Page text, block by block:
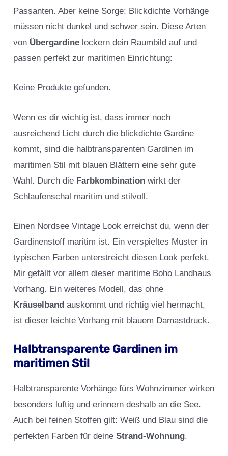
Passanten. Aber keine Sorge: Blickdichte Vorhänge
müssen nicht dunkel und schwer sein. Diese Arten
von Übergardine lockern dein Raumbild auf und
passen perfekt zur maritimen Einrichtung:
Keine Produkte gefunden.
Wenn es dir wichtig ist, dass immer noch
ausreichend Licht durch die blickdichte Gardine
kommt, sind die halbtransparenten Gardinen im
maritimen Stil mit blauen Blättern eine sehr gute
Wahl. Durch die Farbkombination wirkt der
Schlaufenschal maritim und stilvoll.
Einen Nordsee Vintage Look erreichst du, wenn der
Gardinenstoff maritim ist. Ein verspieltes Muster in
typischen Farben unterstreicht diesen Look perfekt.
Mir gefällt vor allem dieser maritime Boho Landhaus
Vorhang. Ein weiteres Modell, das ohne
Kräuselbandauskommt und richtig viel hermacht,
ist dieser leichte Vorhang mit blauem Damastdruck.
Halbtransparente Gardinen im
maritimen Stil
Halbtransparente Vorhänge fürs Wohnzimmer wirken
besonders luftig und erinnern deshalb an die See.
Auch bei feinen Stoffen gilt: Weiß und Blau sind die
perfekten Farben für deineStrand-Wohnung.